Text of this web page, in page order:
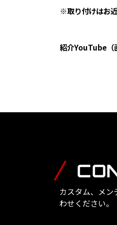
※取り付けはお
紹介YouTube（
カスタム、メ
わせください。